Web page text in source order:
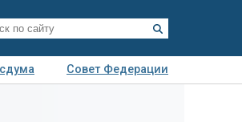
Совет Федерации